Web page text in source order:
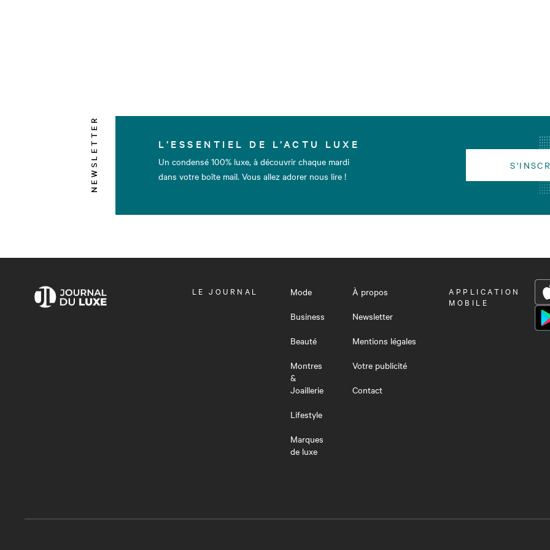
NEWSLETTER L’ESSENTIEL DE L’ACTU LUXE
Un condensé 100% luxe, à découvrir chaque mardi
dans votre boîte mail. Vous allez adorer nous lire !
OUVRIR
LE JOURNAL
Mode
Business
Beauté
Montres
&
Joaillerie
Lifestyle
Marques
de luxe
À propos
Newsletter
Mentions légales
Votre publicité
Contact
OUVRIR
LE
APPLICATION
MOBILE